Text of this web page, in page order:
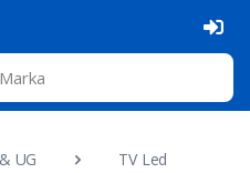
UG TV Led